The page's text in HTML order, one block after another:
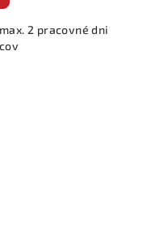
2 pracovné dni